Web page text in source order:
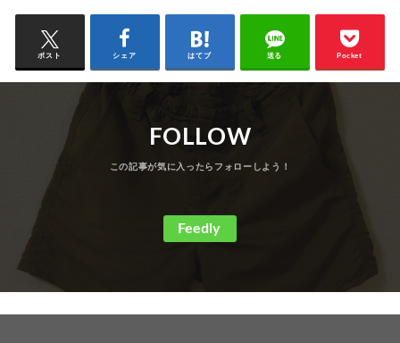
ポスト シェア はてブ 送る Pocket
FOLLOW
Feedly